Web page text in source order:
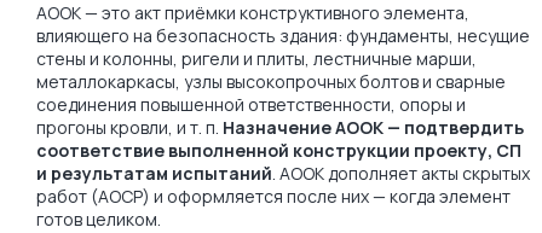
АООК — это акт приёмки конструктивного элемента,
влияющего на безопасность здания: фундаменты, несущие
стены и колонны, ригели и плиты, лестничные марши,
металлокаркасы, узлы высокопрочных болтов и сварные
соединения повышенной ответственности, опоры и
прогоны кровли, и т. п. Назначение АООК — подтвердить
соответствие выполненной конструкции проекту, СП
и результатам испытаний. АООК дополняет акты скрытых
работ (АОСР) и оформляется после них — когда элемент
готов целиком.